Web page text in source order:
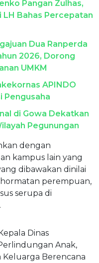
Pangan Zulhas,
Bahas Percepatan
Dua Ranperda
2026, Dorong
UMKM
APINDO
Pengusaha
di Gowa Dekatkan
Pegunungan
dengan
kampus lain yang
dibawakan dinilai
perempuan,
serupa di
Dinas
Anak,
Berencana